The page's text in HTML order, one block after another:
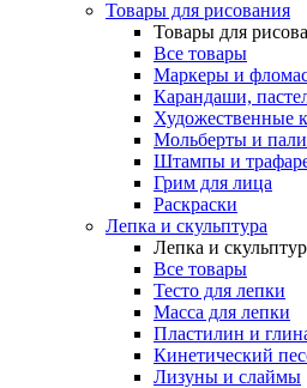
Товары для рисования
Товары для
Все товары
Маркеры и
Карандаши,
Художественные
Мольберты и
Штампы и
Грим для лица
Раскраски
Лепка и скульптура
Лепка и
Все товары
Тесто для лепки
Масса для лепки
Пластилин и
Кинетический
Лизуны и слаймы